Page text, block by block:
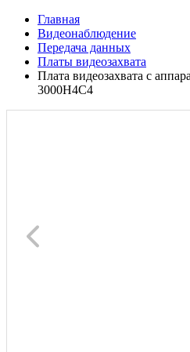
Главная
Видеонаблюдение
Передача данных
Платы видеозахвата
Плата видеозахвата с
3000H4C4